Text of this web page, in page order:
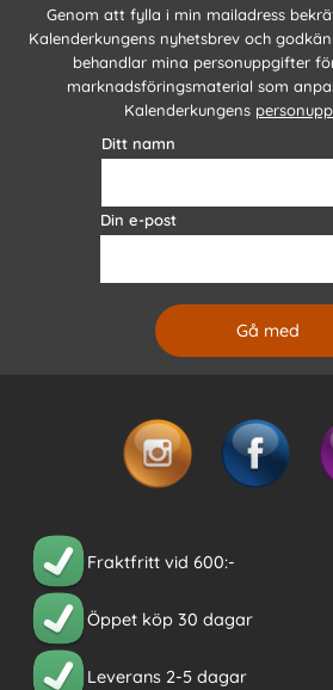
Genom att fylla i min mailadress
Kalenderkungens nyhetsbrev och
behandlar mina personuppgifter
marknadsföringsmaterial som
Kalenderkungens
Ditt namn
Din e-post
Fraktfritt vid 600:-
Öppet köp 30 dagar
Leverans 2-5 dagar